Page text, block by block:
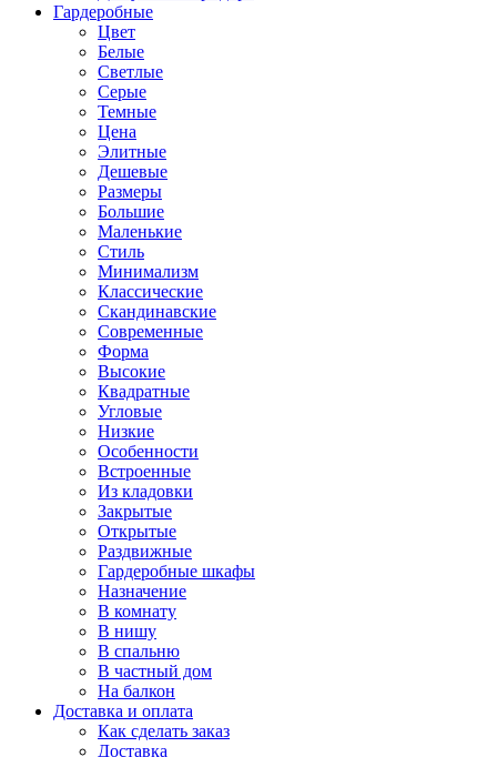
Гардеробные
Цвет
Белые
Светлые
Серые
Темные
Цена
Элитные
Дешевые
Размеры
Большие
Маленькие
Стиль
Минимализм
Классические
Скандинавские
Современные
Форма
Высокие
Квадратные
Угловые
Низкие
Особенности
Встроенные
Из кладовки
Закрытые
Открытые
Раздвижные
Гардеробные шкафы
Назначение
В комнату
В нишу
В спальню
В частный дом
На балкон
Доставка и оплата
Как сделать заказ
Доставка